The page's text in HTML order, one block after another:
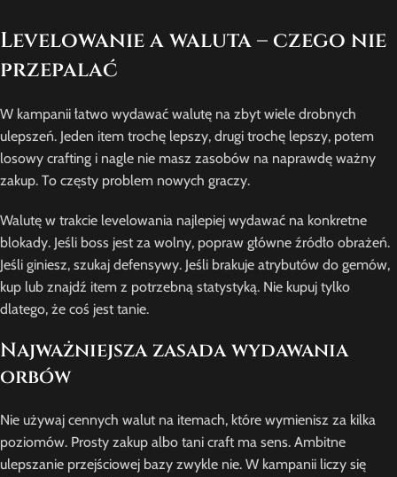
Levelowanie a waluta – czego nie
przepalać
W kampanii łatwo wydawać walutę na zbyt wiele drobnych
ulepszeń. Jeden item trochę lepszy, drugi trochę lepszy, potem
losowy crafting i nagle nie masz zasobów na naprawdę ważny
zakup. To częsty problem nowych graczy.
Walutę w trakcie levelowania najlepiej wydawać na konkretne
blokady. Jeśli boss jest za wolny, popraw główne źródło obrażeń.
Jeśli giniesz, szukaj defensywy. Jeśli brakuje atrybutów do gemów,
kup lub znajdź item z potrzebną statystyką. Nie kupuj tylko
dlatego, że coś jest tanie.
Najważniejsza zasada wydawania
orbów
Nie używaj cennych walut na itemach, które wymienisz za kilka
poziomów. Prosty zakup albo tani craft ma sens. Ambitne
ulepszanie przejściowej bazy zwykle nie. W kampanii liczy się